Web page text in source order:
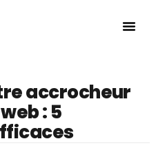
accrocheur
: 5